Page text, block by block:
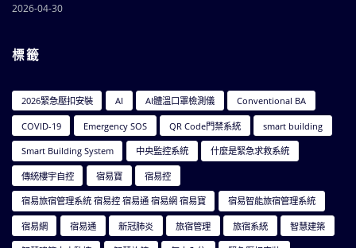
2026-04-30
標籤
2026緊急壓扣安裝 AI AI體溫口罩檢測儀 Conventional BA
COVID-19 Emergency SOS QR Code門禁系統 smart building
Smart Building System 中央監控系統 什麼是緊急求救系統
傳統樓宇自控 宿易寶 宿易控
宿易旅宿管理系統 宿易控 宿易通 宿易網 宿易寶 宿易智能旅宿管理系統
宿易網 宿易通 新冠肺炎 旅宿管理 旅宿系統 智慧建築